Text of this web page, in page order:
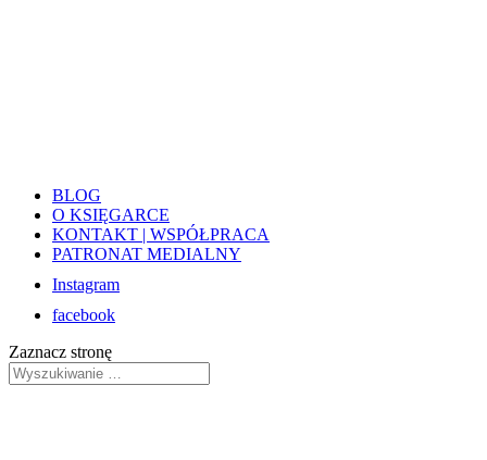
BLOG
O KSIĘGARCE
KONTAKT | WSPÓŁPRACA
PATRONAT MEDIALNY
Instagram
facebook
Zaznacz stronę